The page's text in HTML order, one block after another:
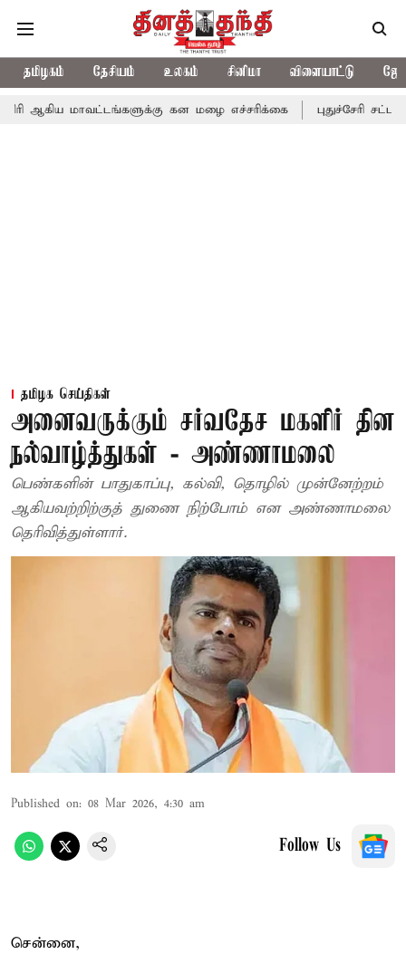
தமிழகம் தேசியம் உலகம் சினிமா விளையாட்டு
கன மழை எச்சரிக்கை புதுச்சேரி சட்டசபையில்
தமிழக செய்திகள்
அனைவருக்கும் சர்வதேச மகளிர் தின
நல்வாழ்த்துகள் - அண்ணாமலை
பெண்களின் பாதுகாப்பு, கல்வி, தொழில் முன்னேற்றம்
ஆகியவற்றிற்குத் துணை நிற்போம் என அண்ணாமலை
தெரிவித்துள்ளார்.
Published on: 08 Mar 2026, 4:30 am
Follow Us
சென்னை,